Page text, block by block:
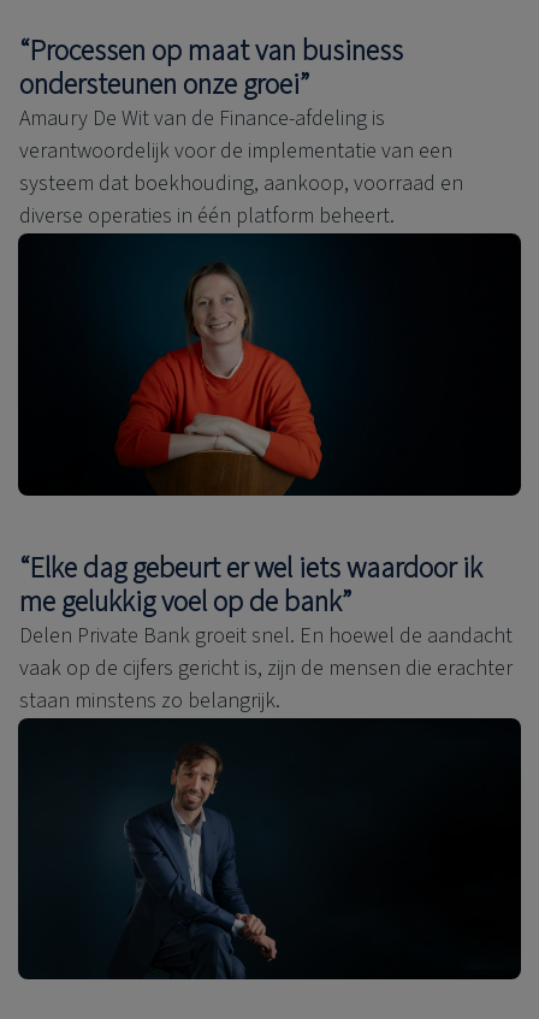
“Processen op maat van business
ondersteunen onze groei”
Amaury De Wit van de Finance-afdeling is
verantwoordelijk voor de implementatie van een
systeem dat boekhouding, aankoop, voorraad en
diverse operaties in één platform beheert.
“Elke dag gebeurt er wel iets waardoor ik
me gelukkig voel op de bank”
Delen Private Bank groeit snel. En hoewel de aandacht
vaak op de cijfers gericht is, zijn de mensen die erachter
staan minstens zo belangrijk.